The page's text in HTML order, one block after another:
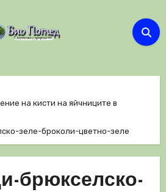
на кисти на яйчниците в
зеле-броколи-цветно-зеле
брюкселско-